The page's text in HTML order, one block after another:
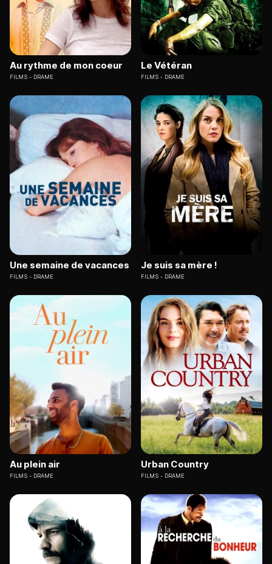
Au rythme de mon coeur
FILMS DRAME
Le Vétéran
FILMS DRAME
Une semaine de vacances
FILMS DRAME
Je suis sa mère !
FILMS DRAME
Au plein air
FILMS DRAME
Urban Country
FILMS DRAME